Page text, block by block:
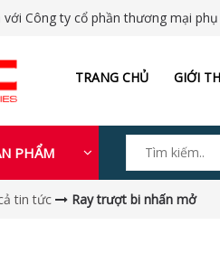
Công ty cổ phần thương mại phụ
TRANG CHỦ GIỚI
PHẨM
tin tức Ray trượt bi nhấn mở